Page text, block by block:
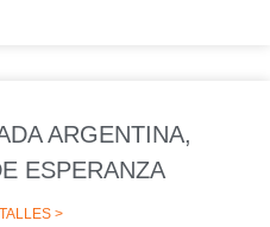
ARGENTINA,
ESPERANZA
>